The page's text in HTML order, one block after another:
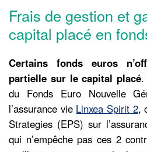
Frais de gestion et
capital placé en
Certains fonds euros
partielle sur le capital placé.
du Fonds Euro Nouvelle
l’assurance vie Linxea Spirit 2,
Strategies (EPS) sur
qui n’empêche pas ces 2